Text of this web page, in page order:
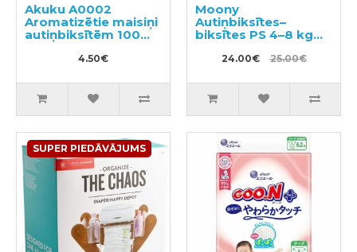
Akuku A0002
Aromatizētie maisiņi
autiņbiksītēm 100
gab.
4.50€
Moony
Autiņbiksītes–
biksītes PS 4–8 kg
24.00€ 25.00€
SUPER PIEDĀVĀJUMS